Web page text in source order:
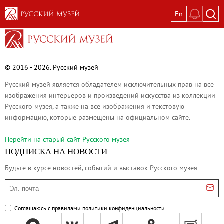
En
Выставки
Великая. Образ женщины в русском
Пётр Кончаловский. Сад в цвету
Иван Шишкин. Русский лес
Василий Тропинин
Окрестности Санкт-Петербурга в
Памяти Киры Владимировны
Постоянные экспозиции
Постоянная экспозиция «Наш
Русское искусство первой половины
Древнерусское искусство ХII—XVII
Русское искусство XVIII века
© 2016 - 2026. Русский музей
Русский музей является обладателем исключительных прав на все
изображения интерьеров и произведений искусства из коллекции
Русского музея, а также на все изображения и текстовую
информацию, которые размещены на официальном сайте.
Перейти на cтарый сайт Русского музея
ПОДПИСКА НА НОВОСТИ
Будьте в курсе новостей, событий и выставок Русского музея
Эл. почта
Соглашаюсь с правилами политики конфиденциальности